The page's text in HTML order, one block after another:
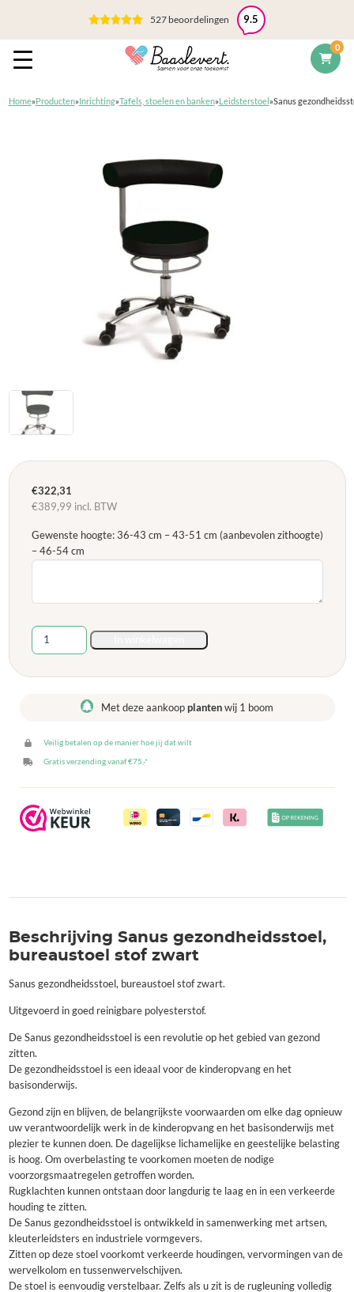
0
527 beoordelingen 9.5
Home»Producten»Inrichting»Tafels, stoelen en banken»Leidsterstoel»Sanus
€322,31
€389,99 incl. BTW
Gewenste hoogte: 36-43 cm – 43-51 cm (aanbevolen zithoogte)
– 46-54 cm
Sanus
gezondheidsstoel,
stof
Met deze aankoopplanten wij 1 boom
Veilig betalen op de manier hoe jij dat wilt
Gratis verzending vanaf €75,-*
Beschrijving Sanus gezondheidsstoel,
bureaustoel stof zwart
Sanus gezondheidsstoel, bureaustoel stof zwart.
Uitgevoerd in goed reinigbare polyesterstof.
De Sanus gezondheidsstoel is een revolutie op het gebied van gezond
zitten.
De gezondheidsstoel is een ideaal voor de kinderopvang en het
basisonderwijs.
Gezond zijn en blijven, de belangrijkste voorwaarden om elke dag opnieuw
uw verantwoordelijk werk in de kinderopvang en het basisonderwijs met
plezier te kunnen doen. De dagelijkse lichamelijke en geestelijke belasting
is hoog. Om overbelasting te voorkomen moeten de nodige
voorzorgsmaatregelen getroffen worden.
Rugklachten kunnen ontstaan door langdurig te laag en in een verkeerde
houding te zitten.
De Sanus gezondheidsstoel is ontwikkeld in samenwerking met artsen,
kleuterleidsters en industriele vormgevers.
Zitten op deze stoel voorkomt verkeerde houdingen, vervormingen van de
wervelkolom en tussenwervelschijven.
De stoel is eenvoudig verstelbaar. Zelfs als u zit is de rugleuning volledig